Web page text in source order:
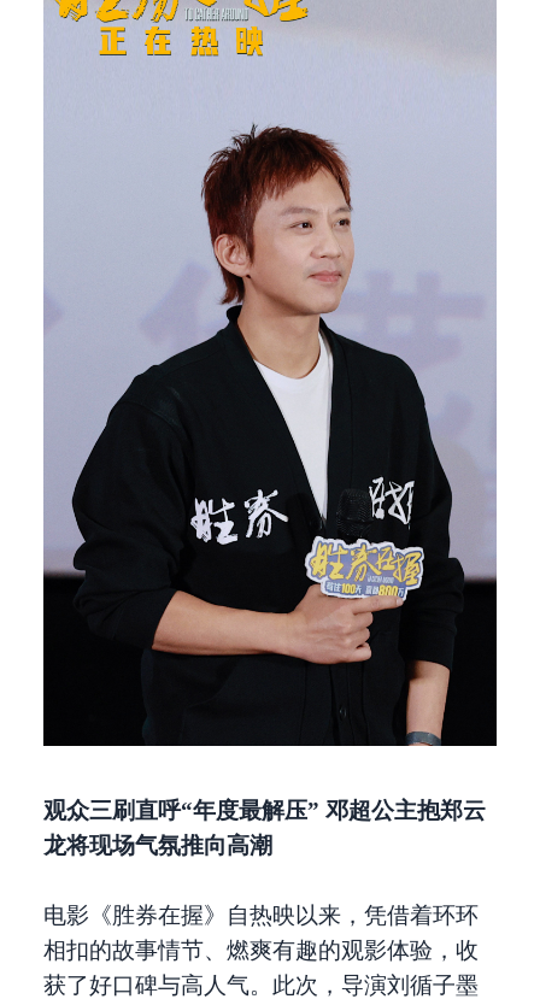
观众三刷直呼“年度最解压” 邓超公主抱郑云
龙将现场气氛推向高潮
电影《胜券在握》自热映以来，凭借着环环
相扣的故事情节、燃爽有趣的观影体验，收
获了好口碑与高人气。此次，导演刘循子墨